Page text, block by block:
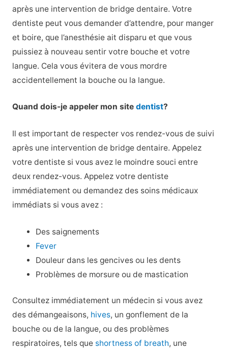
après une intervention de bridge dentaire. Votre
dentiste peut vous demander d’attendre, pour manger
et boire, que l’anesthésie ait disparu et que vous
puissiez à nouveau sentir votre bouche et votre
langue. Cela vous évitera de vous mordre
accidentellement la bouche ou la langue.
Quand dois-je appeler mon site dentist?
Il est important de respecter vos rendez-vous de suivi
après une intervention de bridge dentaire. Appelez
votre dentiste si vous avez le moindre souci entre
deux rendez-vous. Appelez votre dentiste
immédiatement ou demandez des soins médicaux
immédiats si vous avez :
Des saignements
Fever
Douleur dans les gencives ou les dents
Problèmes de morsure ou de mastication
Consultez immédiatement un médecin si vous avez
des démangeaisons, hives, un gonflement de la
bouche ou de la langue, ou des problèmes
respiratoires, tels que shortness of breath, une